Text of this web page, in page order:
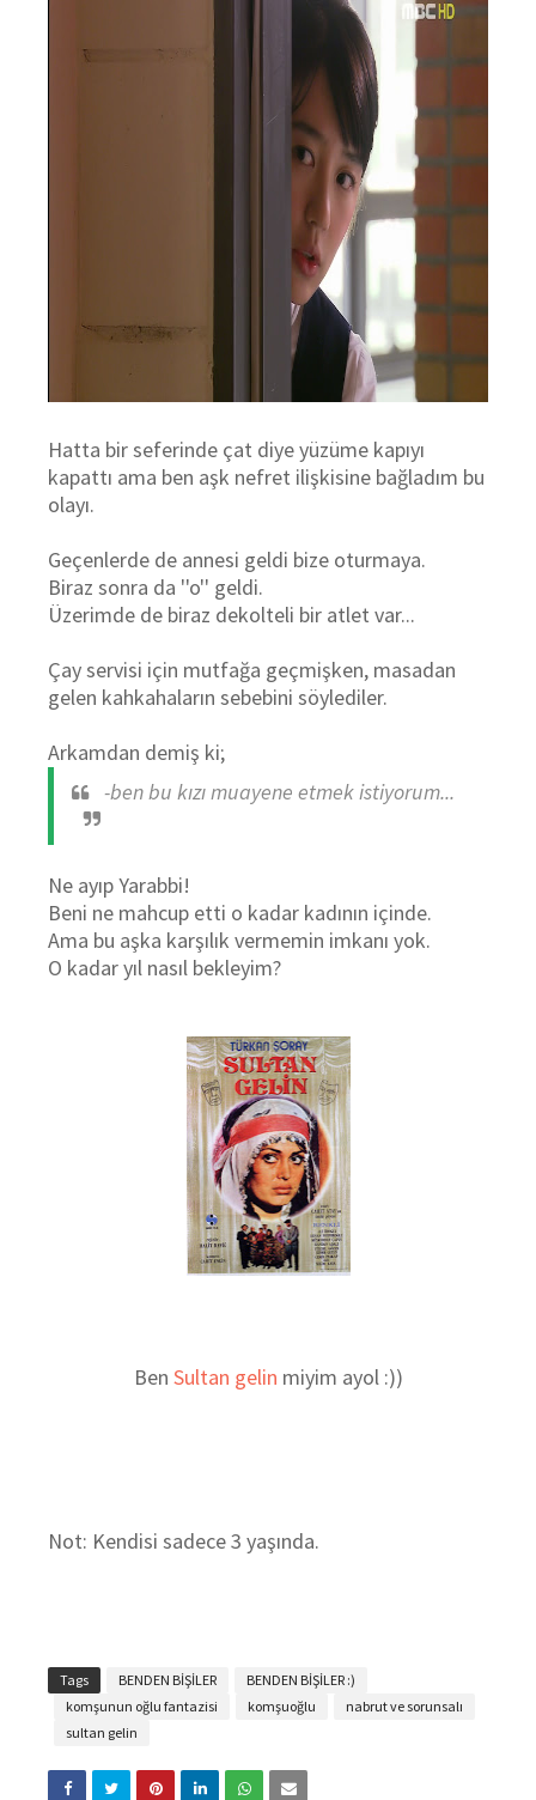
Hatta bir seferinde çat diye yüzüme kapıyı
kapattı ama ben aşk nefret ilişkisine bağladım bu
olayı.
Geçenlerde de annesi geldi bize oturmaya.
Biraz sonra da ''o'' geldi.
Üzerimde de biraz dekolteli bir atlet var...
Çay servisi için mutfağa geçmişken, masadan
gelen kahkahaların sebebini söylediler.
Arkamdan demiş ki;
-ben bu kızı muayene etmek istiyorum...
Ne ayıp Yarabbi!
Beni ne mahcup etti o kadar kadının içinde.
Ama bu aşka karşılık vermemin imkanı yok.
O kadar yıl nasıl bekleyim?
Ben Sultan gelin miyim ayol :))
Not: Kendisi sadece 3 yaşında.
Tags BENDEN BİŞİLER
BENDEN BİŞİLER :)
komşunun oğlu fantazisi
komşuoğlu
nabrut ve sorunsalı
sultan gelin